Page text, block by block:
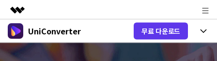
주요 제품
AIGC 크리에이티비티
비즈니스
UniConverter 무료 다운로드
제품 선택